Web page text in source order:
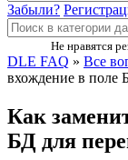
Забыли?
Не нравятся
DLE FAQ » Все
вхождение в поле
Как
БД для